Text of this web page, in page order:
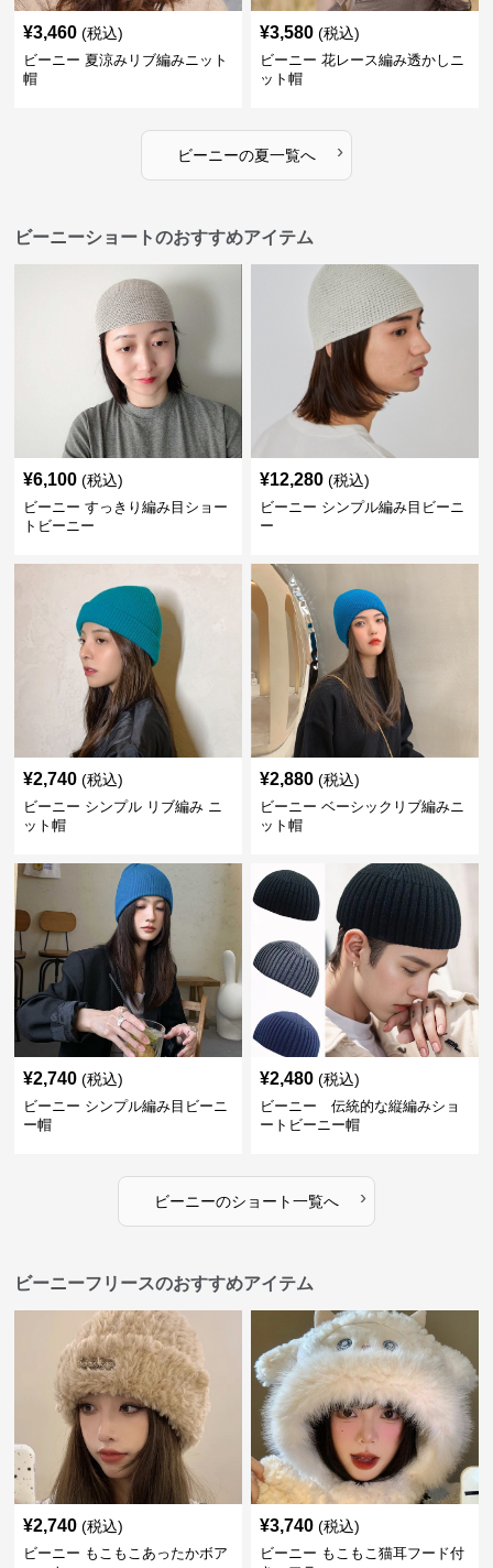
¥3,460 (税込)
ビーニー 夏涼みリブ編みニット
帽
¥3,580 (税込)
ビーニー 花レース編み透かしニ
ット帽
ビーニーの夏一覧へ ›
ビーニーショートのおすすめアイテム
¥6,100 (税込)
ビーニー すっきり編み目ショー
トビーニー
¥12,280 (税込)
ビーニー シンプル編み目ビーニ
ー
¥2,740 (税込)
ビーニー シンプル リブ編み ニ
ット帽
¥2,880 (税込)
ビーニー ベーシックリブ編みニ
ット帽
¥2,740 (税込)
ビーニー シンプル編み目ビーニ
ー帽
¥2,480 (税込)
ビーニー 伝統的な縦編みショ
ートビーニー帽
ビーニーのショート一覧へ ›
ビーニーフリースのおすすめアイテム
¥2,740 (税込)
ビーニー もこもこあったかボア
¥3,740 (税込)
ビーニー もこもこ猫耳フード付